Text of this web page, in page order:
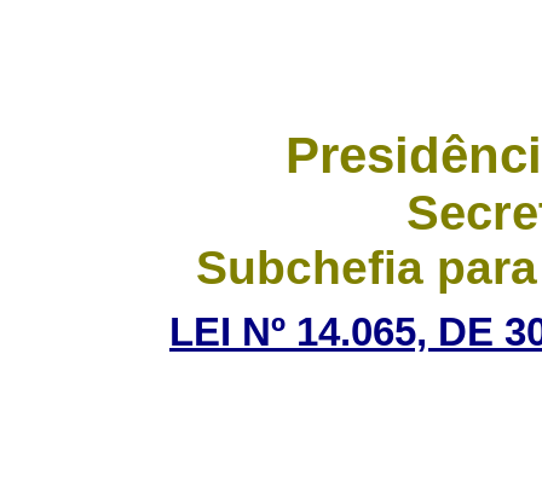
Subchefia
LEI Nº 14.065, DE